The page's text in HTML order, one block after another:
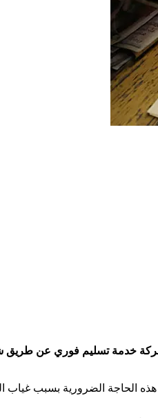
خدمة تسليم فوري عن طريق
الحاجة الضرورية بسبب